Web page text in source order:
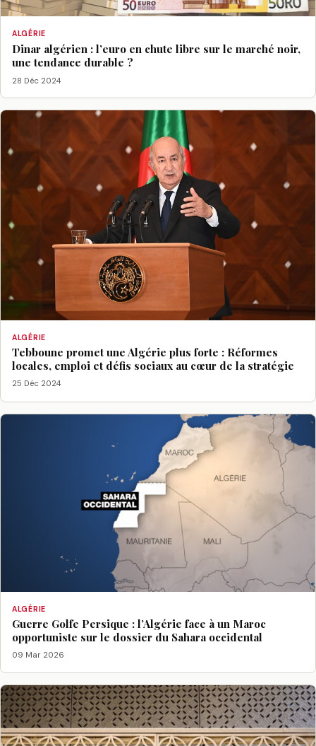
ALGÉRIE
Dinar algérien : l’euro en chute libre sur le marché noir,
une tendance durable ?
28 Déc 2024
ALGÉRIE
Tebboune promet une Algérie plus forte : Réformes
locales, emploi et défis sociaux au cœur de la stratégie
25 Déc 2024
ALGÉRIE
Guerre Golfe Persique : l’Algérie face à un Maroc
opportuniste sur le dossier du Sahara occidental
09 Mar 2026